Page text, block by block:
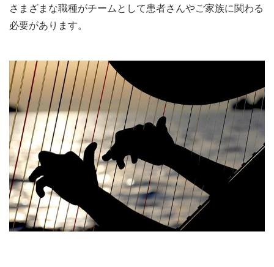
さまざまな職種がチームとして患者さんやご家族に関わる
必要があります。